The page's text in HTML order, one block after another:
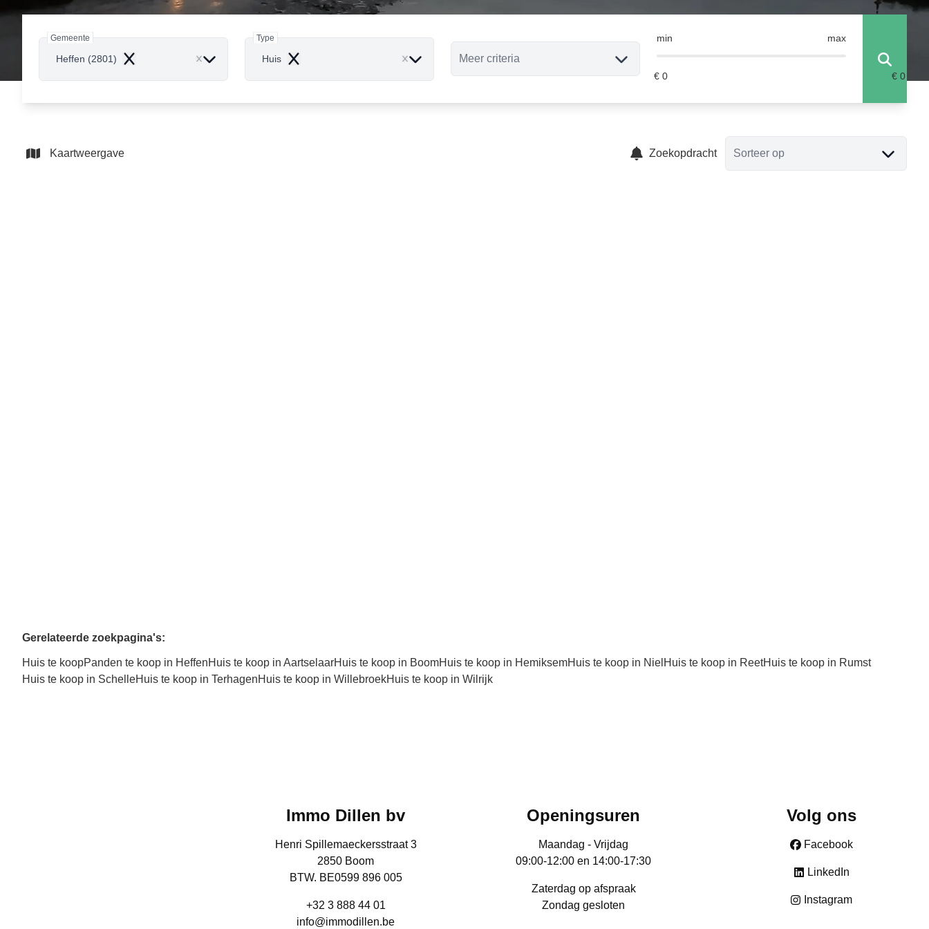
Gemeente
Heffen (2801)
Remove
Type
Huis
Remove
Meer criteria
min max
Kaartweergave Zoekopdracht Sorteer op
Gerelateerde zoekpagina's:
Huis te koopPanden te koop in HeffenHuis te koop in AartselaarHuis te koop in BoomHuis te koop in HemiksemHuis te koop in Niel Huis te koop in ReetHuis te koop in Rumst
Huis te koop in SchelleHuis te koop in TerhagenHuis te koop in WillebroekHuis te koop in Wilrijk
Immo Dillen bv
Henri Spillemaeckersstraat 3
2850 Boom
BTW. BE0599 896 005
+32 3 888 44 01
info@immodillen.be
Openingsuren
Maandag - Vrijdag
09:00-12:00 en 14:00-17:30
Zaterdag op afspraak
Zondag gesloten
Volg ons
Facebook
LinkedIn
Instagram